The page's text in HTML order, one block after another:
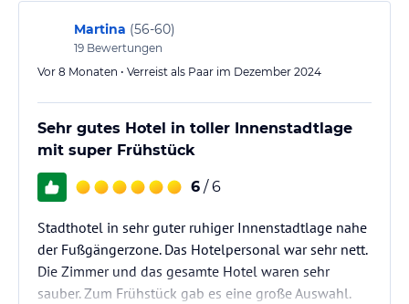
Martina (56-60)
19 Bewertungen
Vor 8 Monaten • Verreist als Paar im Dezember 2024
Sehr gutes Hotel in toller Innenstadtlage
mit super Frühstück
6 / 6
Stadthotel in sehr guter ruhiger Innenstadtlage nahe
der Fußgängerzone. Das Hotelpersonal war sehr nett.
Die Zimmer und das gesamte Hotel waren sehr
sauber. Zum Frühstück gab es eine große Auswahl.